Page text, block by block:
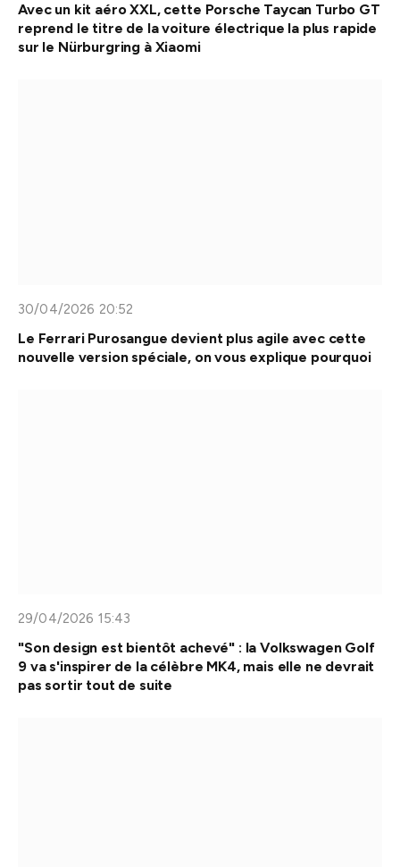
Avec un kit aéro XXL, cette Porsche Taycan Turbo GT
reprend le titre de la voiture électrique la plus rapide
sur le Nürburgring à Xiaomi
30/04/2026 20:52
Le Ferrari Purosangue devient plus agile avec cette
nouvelle version spéciale, on vous explique pourquoi
29/04/2026 15:43
"Son design est bientôt achevé" : la Volkswagen Golf
9 va s'inspirer de la célèbre MK4, mais elle ne devrait
pas sortir tout de suite